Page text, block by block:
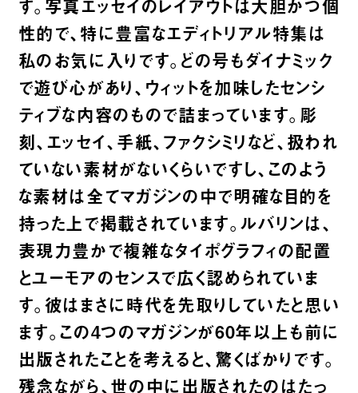
す。 写真エッセイのレイアウトは大胆かつ個
性的で、特に豊富なエディトリアル特集は
私のお気に入りです。どの号もダイナミック
で遊び心があり、ウィットを加味したセンシ
ティブな内容のもので詰まっています。彫
刻、エッセイ、手紙、ファクシミリなど、扱われ
ていない素材がないくらいですし、このよう
な素材は全てマガジンの中で明確な目的を
持った上で掲載されています。ルバリンは、
表現力豊かで複雑なタイポグラフィの配置
とユーモアのセンスで広く認められていま
す。彼はまさに時代を先取りしていたと思い
ます。この4つのマガジンが60年以上も前に
出版されたことを考えると、驚くばかりです。
残念ながら、世の中に出版されたのはたっ